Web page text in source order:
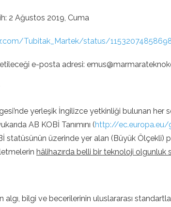
2 Ağustos 2019, Cuma
Tubitak_Martek/status/
e-posta adresi:
yerleşik İngilizce yetkinliği bulunan
AB KOBİ Tanımını (http://
statüsünün üzerinde yer alan (Büyük Ölçekli)
hâlihazırda belli bir teknoloji olgunluk
algı, bilgi ve becerilerinin uluslararası